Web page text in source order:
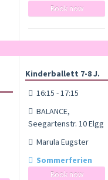
Book now
Kinderballett 7-8 J.
16:15 - 17:15
BALANCE,
Seegartenstr. 10 Elgg
Marula Eugster
Sommerferien
Book now